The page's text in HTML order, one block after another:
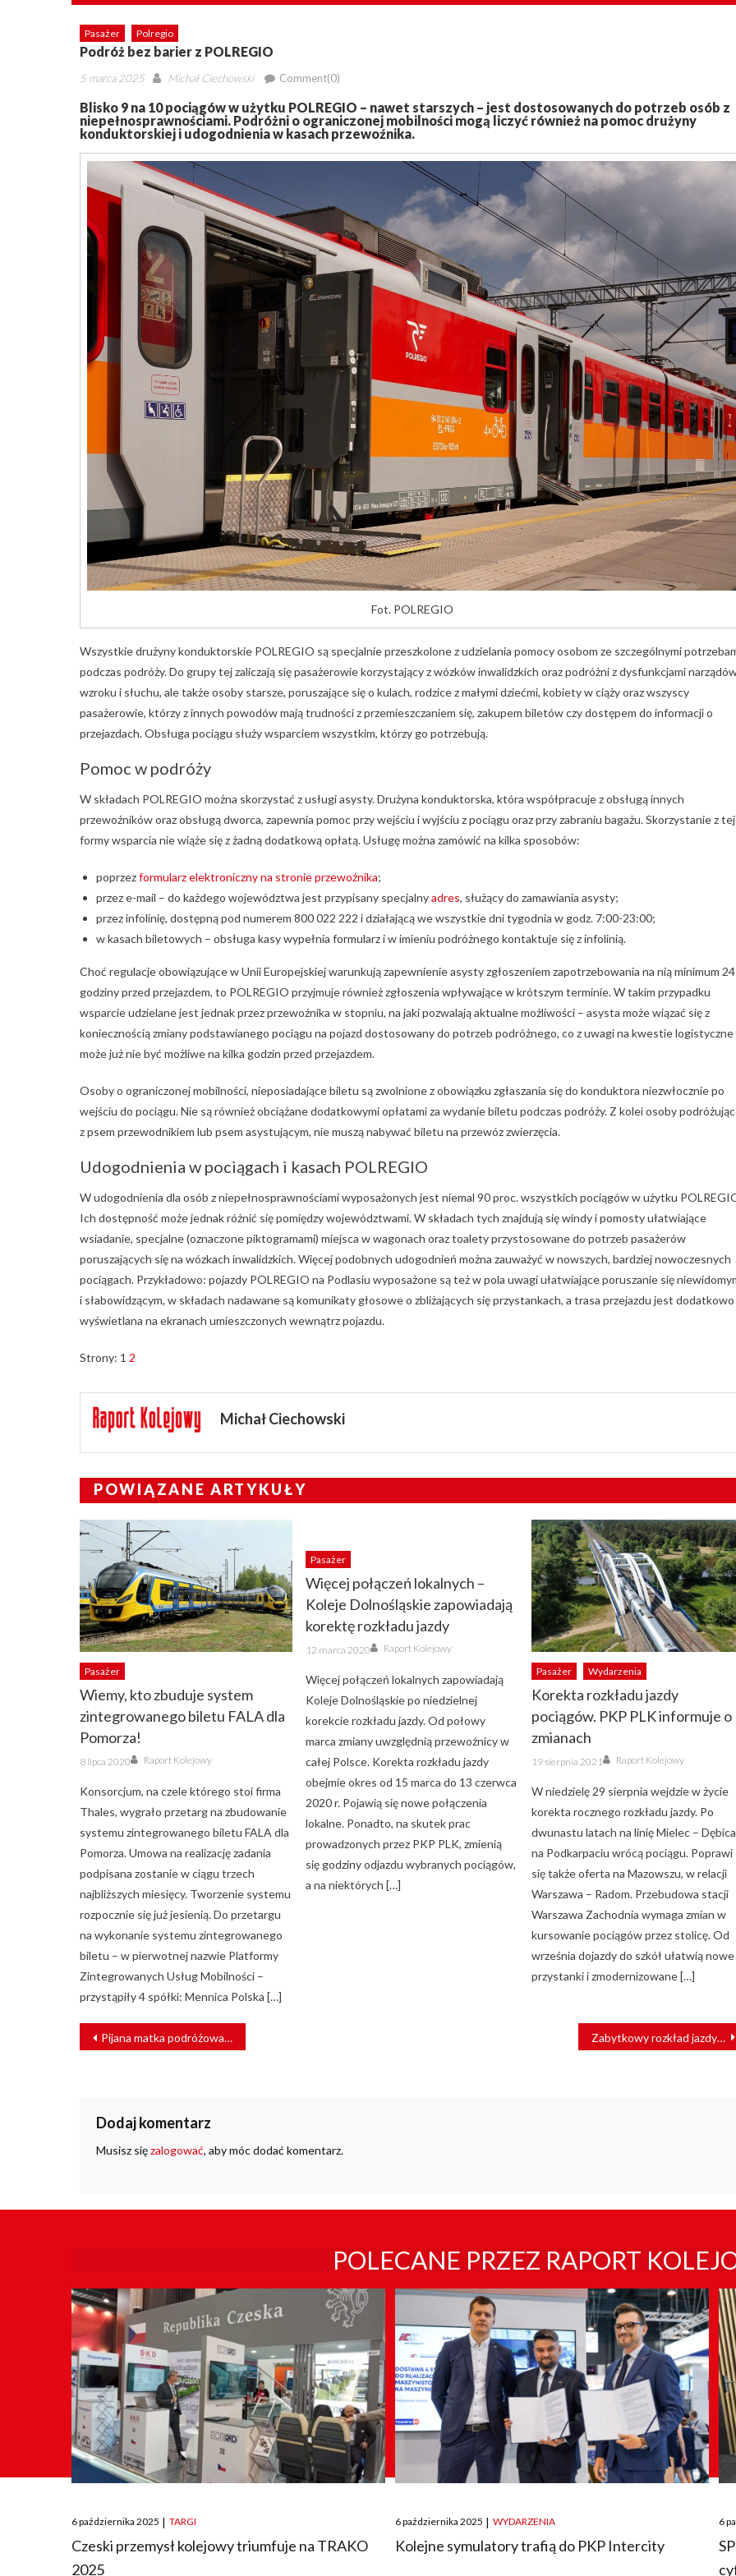
Pasażer Polregio
Podróż bez barier z POLREGIO
Posted
5 marca 2025 Author
Michał Ciechowski Comment(0)
Blisko 9 na 10 pociągów w użytku POLREGIO – nawet starszych – jest dostosowanych do potrzeb osób z
niepełnosprawnościami. Podróżni o ograniczonej mobilności mogą liczyć również na pomoc drużyny
konduktorskiej i udogodnienia w kasach przewoźnika.
Fot. POLREGIO
Wszystkie drużyny konduktorskie POLREGIO są specjalnie przeszkolone z udzielania pomocy osobom ze szczególnymi
podczas podróży. Do grupy tej zaliczają się pasażerowie korzystający z wózków inwalidzkich oraz podróżni z dysfunkcjami
wzroku i słuchu, ale także osoby starsze, poruszające się o kulach, rodzice z małymi dziećmi, kobiety w ciąży oraz wszyscy
pasażerowie, którzy z innych powodów mają trudności z przemieszczaniem się, zakupem biletów czy dostępem do informacji o
przejazdach. Obsługa pociągu służy wsparciem wszystkim, którzy go potrzebują.
Pomoc w podróży
W składach POLREGIO można skorzystać z usługi asysty. Drużyna konduktorska, która współpracuje z obsługą innych
przewoźników oraz obsługą dworca, zapewnia pomoc przy wejściu i wyjściu z pociągu oraz przy zabraniu bagażu. Skorzystanie z tej
formy wsparcia nie wiąże się z żadną dodatkową opłatą. Usługę można zamówić na kilka sposobów:
poprzezformularz elektroniczny na stronie przewoźnika;
przez e-mail – do każdego województwa jest przypisany specjalnyadres, służący do zamawiania asysty;
przez infolinię, dostępną pod numerem 800 022 222 i działającą we wszystkie dni tygodnia w godz. 7:00-23:00;
w kasach biletowych – obsługa kasy wypełnia formularz i w imieniu podróżnego kontaktuje się z infolinią.
Choć regulacje obowiązujące w Unii Europejskiej warunkują zapewnienie asysty zgłoszeniem zapotrzebowania na nią minimum 24
godziny przed przejazdem, to POLREGIO przyjmuje również zgłoszenia wpływające w krótszym terminie. W takim przypadku
wsparcie udzielane jest jednak przez przewoźnika w stopniu, na jaki pozwalają aktualne możliwości – asysta może wiązać się z
koniecznością zmiany podstawianego pociągu na pojazd dostosowany do potrzeb podróżnego, co z uwagi na kwestie logistyczne
może już nie być możliwe na kilka godzin przed przejazdem.
Osoby o ograniczonej mobilności, nieposiadające biletu są zwolnione z obowiązku zgłaszania się do konduktora niezwłocznie po
wejściu do pociągu. Nie są również obciążane dodatkowymi opłatami za wydanie biletu podczas podróży. Z kolei osoby
z psem przewodnikiem lub psem asystującym, nie muszą nabywać biletu na przewóz zwierzęcia.
Udogodnienia w pociągach i kasach POLREGIO
W udogodnienia dla osób z niepełnosprawnościami wyposażonych jest niemal 90 proc. wszystkich pociągów w użytku
Ich dostępność może jednak różnić się pomiędzy województwami. W składach tych znajdują się windy i pomosty ułatwiające
wsiadanie, specjalne (oznaczone piktogramami) miejsca w wagonach oraz toalety przystosowane do potrzeb pasażerów
poruszających się na wózkach inwalidzkich. Więcej podobnych udogodnień można zauważyć w nowszych, bardziej nowoczesnych
pociągach. Przykładowo: pojazdy POLREGIO na Podlasiu wyposażone są też w pola uwagi ułatwiające poruszanie się
i słabowidzącym, w składach nadawane są komunikaty głosowe o zbliżających się przystankach, a trasa przejazdu jest dodatkowo
wyświetlana na ekranach umieszczonych wewnątrz pojazdu.
Strony: 1 2
Michał Ciechowski
POWIĄZANE ARTYKUŁY
Pasażer
Wiemy, kto zbuduje system
zintegrowanego biletu FALA dla
Pomorza!
Posted
on
8 lipca 2020 Author
Raport Kolejowy
Konsorcjum, na czele którego stoi firma
Thales, wygrało przetarg na zbudowanie
systemu zintegrowanego biletu FALA dla
Pomorza. Umowa na realizację zadania
podpisana zostanie w ciągu trzech
najbliższych miesięcy. Tworzenie systemu
rozpocznie się już jesienią. Do przetargu
na wykonanie systemu zintegrowanego
biletu – w pierwotnej nazwie Platformy
Zintegrowanych Usług Mobilności –
przystąpiły 4 spółki: Mennica Polska […]
Pasażer
Więcej połączeń lokalnych –
Koleje Dolnośląskie zapowiadają
korektę rozkładu jazdy
Posted
on
12 marca 2020 Author
Raport Kolejowy
Więcej połączeń lokalnych zapowiadają
Koleje Dolnośląskie po niedzielnej
korekcie rozkładu jazdy. Od połowy
marca zmiany uwzględnią przewoźnicy w
całej Polsce. Korekta rozkładu jazdy
obejmie okres od 15 marca do 13 czerwca
2020 r. Pojawią się nowe połączenia
lokalne. Ponadto, na skutek prac
prowadzonych przez PKP PLK, zmienią
się godziny odjazdu wybranych pociągów,
a na niektórych […]
Pasażer Wydarzenia
Korekta rozkładu jazdy
pociągów. PKP PLK informuje o
zmianach
Posted
on
19 sierpnia 2021 Author
Raport Kolejowy
W niedzielę 29 sierpnia wejdzie w życie
korekta rocznego rozkładu jazdy. Po
dwunastu latach na linię Mielec – Dębica
na Podkarpaciu wrócą pociągu. Poprawi
się także oferta na Mazowszu, w relacji
Warszawa – Radom. Przebudowa stacji
Warszawa Zachodnia wymaga zmian w
kursowanie pociągów przez stolicę. Od
września dojazdy do szkół ułatwią nowe
przystanki i zmodernizowane […]
NAWIGACJA
WPISU
Pijana matka podróżowała z 7-letnią córką Zabytkowy rozkład jazdy na przystanku Warszawa Włochy
Dodaj komentarz
Musisz sięzalogować, aby móc dodać komentarz.
POLECANE PRZEZ RAPORT
Posted
on
6 października 2025 | TARGI
Czeski przemysł kolejowy triumfuje na TRAKO
2025
Posted
on
6 października 2025 | WYDARZENIA
Kolejne symulatory trafią do PKP Intercity
on
6